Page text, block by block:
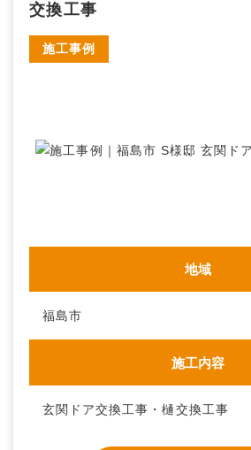
交換工事
施工事例
地域
福島市
施工内容
玄関ドア交換工事・樋交換工事